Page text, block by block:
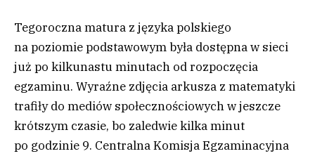
Tegoroczna matura z języka polskiego
na poziomie podstawowym była dostępna w sieci
już po kilkunastu minutach od rozpoczęcia
egzaminu. Wyraźne zdjęcia arkusza z matematyki
trafiły do mediów społecznościowych w jeszcze
krótszym czasie, bo zaledwie kilka minut
po godzinie 9. Centralna Komisja Egzaminacyjna